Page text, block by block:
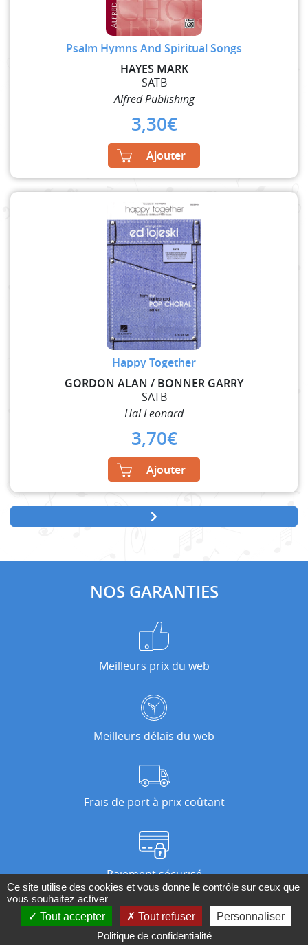
Psalm Hymns And Spiritual Songs
HAYES MARK
SATB
Alfred Publishing
3,30€
Ajouter
Happy Together
GORDON ALAN / BONNER GARRY
SATB
Hal Leonard
3,70€
Ajouter
NOS GARANTIES
Meilleurs prix du web
Meilleurs délais du web
Frais de port à prix coûtant
Paiement sécurisé
Nos magasins
Ce site utilise des cookies et vous donne le contrôle sur ceux que
vous souhaitez activer
Tout accepter
Tout refuser
Personnaliser
Politique de confidentialité